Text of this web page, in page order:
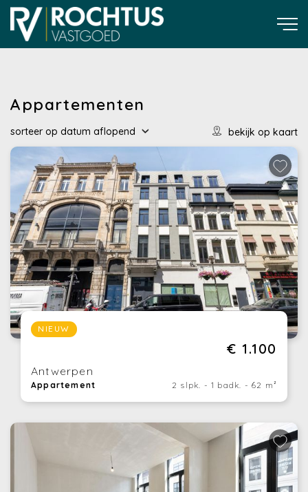
Appartementen
sorteer op datum aflopend bekijk op kaart
NIEUW
€ 1.100
Antwerpen
Appartement 2 slpk. - 1 badk. - 62 m²